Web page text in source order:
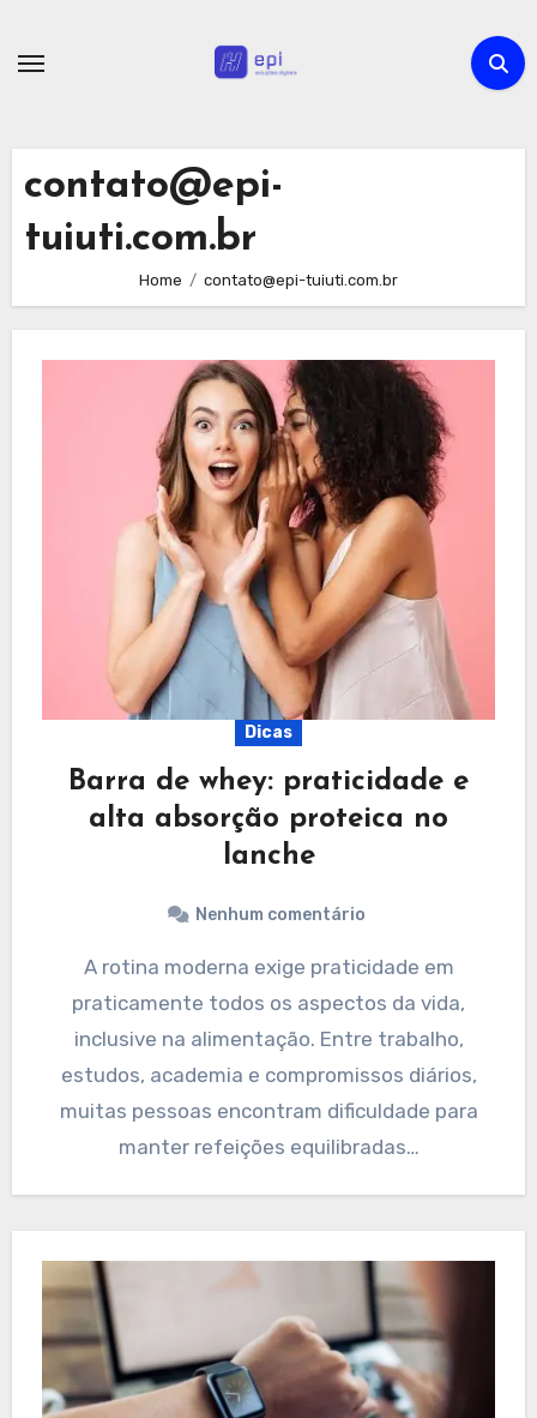
contato@epi-
tuiuti.com.br
Home contato@epi-tuiuti.com.br
Dicas
Barra de whey: praticidade e
alta absorção proteica no
lanche
Nenhum comentário
A rotina moderna exige praticidade em
praticamente todos os aspectos da vida,
inclusive na alimentação. Entre trabalho,
estudos, academia e compromissos diários,
muitas pessoas encontram dificuldade para
manter refeições equilibradas…